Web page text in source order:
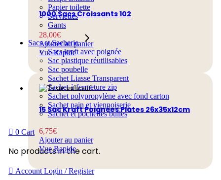
Papier toilette
Serviettes
Gants
Sacs et Sacherie
Sacs kraft avec poignée
Sac plastique réutilisables
Sac poubelle
Sachet Liasse Transparent
Sachet à fermeture zip
Sachet polypropylène avec fond carton
Sachet pain et viennoiserie
Sachet et pochettes bulles
0 Cart
No products in the cart.
Account Login / Register
1000 Sacs Croissants 102
28,00€
Ajouter au panier
Vue Rapide
15 Sac Kraft Poignées Plates 26x35x12cm
6,75€
Ajouter au panier
Vue Rapide